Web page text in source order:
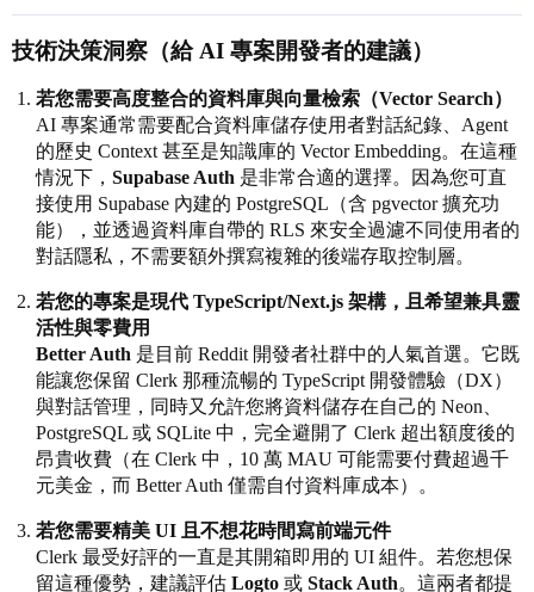
技術決策洞察（給 AI 專案開發者的建議）
若您需要高度整合的資料庫與向量檢索（Vector Search）
AI 專案通常需要配合資料庫儲存使用者對話紀錄、Agent
的歷史 Context 甚至是知識庫的 Vector Embedding。在這種
情況下， Supabase Auth 是非常合適的選擇。因為您可直
接使用 Supabase 內建的 PostgreSQL（含 pgvector 擴充功
能），並透過資料庫自帶的 RLS 來安全過濾不同使用者的
對話隱私，不需要額外撰寫複雜的後端存取控制層。
若您的專案是現代 TypeScript/Next.js 架構，且希望兼具靈
活性與零費用
Better Auth 是目前 Reddit 開發者社群中的人氣首選。它既
能讓您保留 Clerk 那種流暢的 TypeScript 開發體驗（DX）
與對話管理，同時又允許您將資料儲存在自己的 Neon、
PostgreSQL 或 SQLite 中，完全避開了 Clerk 超出額度後的
昂貴收費（在 Clerk 中，10 萬 MAU 可能需要付費超過千
元美金，而 Better Auth 僅需自付資料庫成本）。
若您需要精美 UI 且不想花時間寫前端元件
Clerk 最受好評的一直是其開箱即用的 UI 組件。若您想保
留這種優勢，建議評估 Logto 或 Stack Auth。這兩者都提